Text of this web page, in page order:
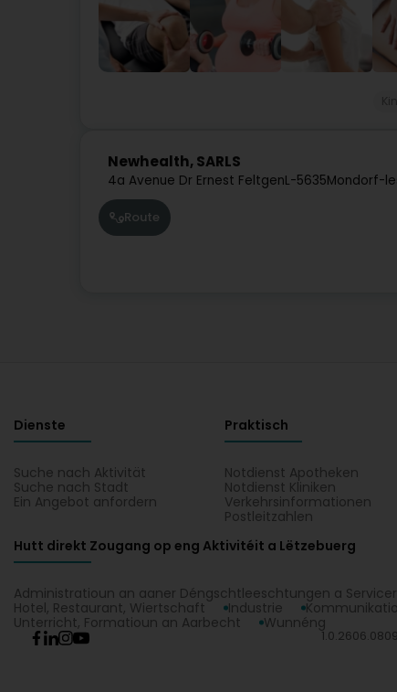
Newhealth, SARLS
4a Avenue Dr Ernest FeltgenL-5635Mondorf-
Route
Dienste
Suche nach Aktivität
Suche nach Stadt
Ein Angebot anfordern
Praktisch
Notdienst Apotheken
Notdienst Kliniken
Verkehrsinformationen
Postleitzahlen
Hutt direkt Zougang op eng Aktivitéit a Lëtzebuerg
Administratioun an aaner Déngschtleeschtungen a Servicer
Hotel, Restaurant, Wiertschaft
Industrie
Unterricht, Formatioun an Aarbecht
Wunnéng
1.0.2606.0809